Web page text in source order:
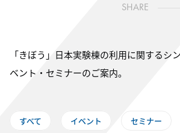
SHARE
「きぼう」日本実験棟の利用に関するシ
ベント・セミナーのご案内。
すべて イベント セミナー